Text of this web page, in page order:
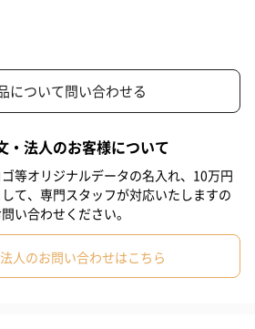
いポイント。
グラデーションライトが点灯し、7色に
加湿器
#60代 #70代 #80代
について問い合わせる
・法人のお客様について
等オリジナルデータの名入れ、10万円
て、専門スタッフが対応いたしますの
い合わせください。
人のお問い合わせはこちら